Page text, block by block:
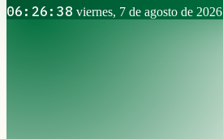
06:26:38 viernes, 7 de agosto de 2026